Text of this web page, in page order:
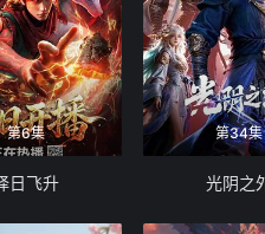
第6集
日飞升
第34集
光阴之